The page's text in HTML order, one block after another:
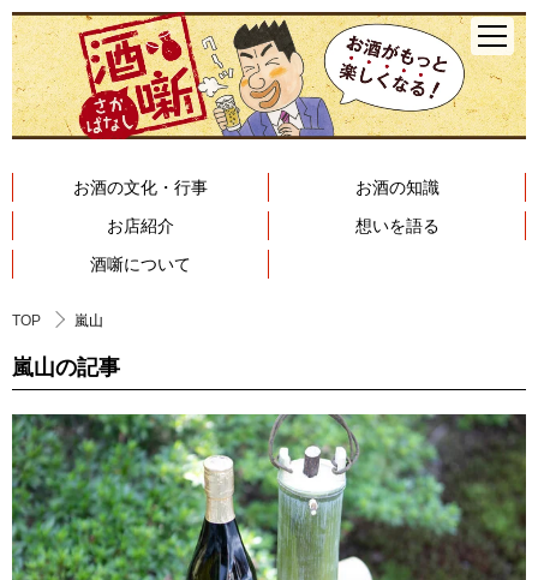
お酒の文化・行事
お酒の知識
お店紹介
想いを語る
酒噺について
TOP 嵐山
嵐山の記事